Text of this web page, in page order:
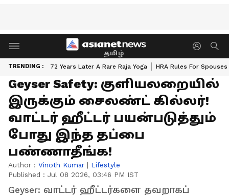
தமிழ்
TRENDING : 72 Years Later A Rare Raja Yoga HRA Rules For Spouses
Geyser Safety: குளியலறையில்
இருக்கும் சைலண்ட் கில்லர்!
வாட்டர் ஹீட்டர் பயன்படுத்தும்
போது இந்த தப்பை
பண்ணாதீங்க!
Author : Vinoth Kumar | Lifestyle
Published : Jul 08 2026, 03:46 PM IST
Geyser: வாட்டர் ஹீட்டர்களை தவறாகப்